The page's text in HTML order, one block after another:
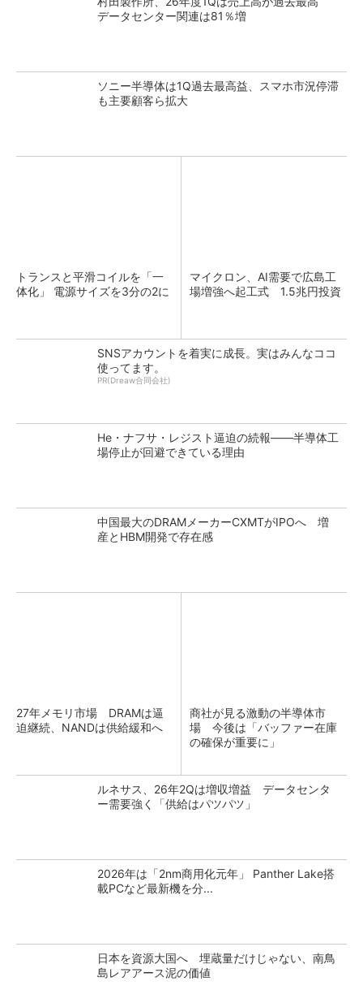
データセンター関連は81％増
ソニー半導体は1Q過去最高益、スマホ市況停滞
も主要顧客ら拡大
トランスと平滑コイルを「一
体化」 電源サイズを3分の2に
マイクロン、AI需要で広島工
場増強へ起工式 1.5兆円投資
SNSアカウントを着実に成長。実はみんなココ
使ってます。
PR(Dreaw合同会社)
He・ナフサ・レジスト逼迫の続報――半導体工
場停止が回避できている理由
中国最大のDRAMメーカーCXMTがIPOへ 増
産とHBM開発で存在感
27年メモリ市場 DRAMは逼
迫継続、NANDは供給緩和へ
商社が見る激動の半導体市
場 今後は「バッファー在庫
の確保が重要に」
ルネサス、26年2Qは増収増益 データセンタ
ー需要強く「供給はパツパツ」
2026年は「2nm商用化元年」 Panther Lake搭
載PCなど最新機を分...
日本を資源大国へ 埋蔵量だけじゃない、南鳥
島レアアース泥の価値